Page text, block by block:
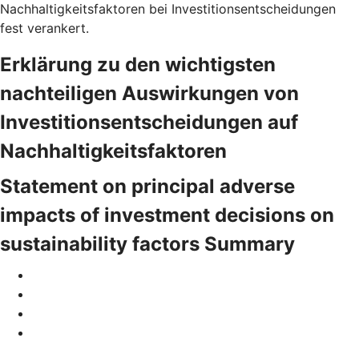
Nachhaltigkeitsfaktoren bei Investitionsentscheidungen
fest verankert.
Erklärung zu den wichtigsten
nachteiligen Auswirkungen von
Investitionsentscheidungen auf
Nachhaltigkeitsfaktoren
Statement on principal adverse
impacts of investment decisions on
sustainability factors Summary